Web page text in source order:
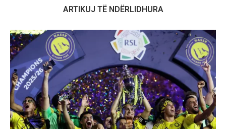
ARTIKUJ TË NDËRLIDHURA